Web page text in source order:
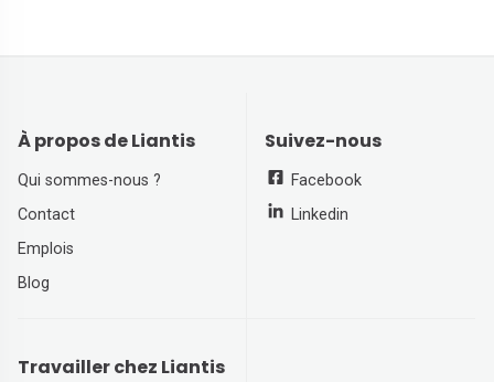
À propos de Liantis
Qui sommes-nous ?
Contact
Emplois
Blog
Suivez-nous
Facebook
Linkedin
Travailler chez Liantis